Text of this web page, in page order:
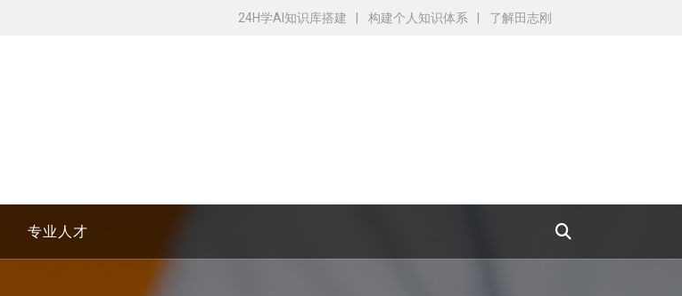
24H学AI知识库搭建 构建个人知识体系 了解田志刚
专业人才